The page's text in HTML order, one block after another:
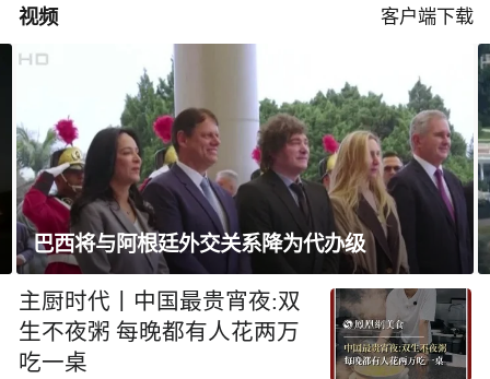
视频 客户端下载
巴西将与阿根廷外交关系降为代办级
主厨时代丨中国最贵宵夜:双
生不夜粥 每晚都有人花两万
吃一桌